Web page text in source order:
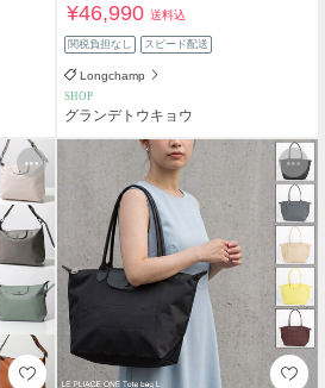
¥46,990送料込
関税負担なし スピード配送
Longchamp
SHOP
グランデトウキョウ